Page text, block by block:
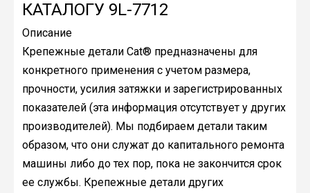
КАТАЛОГУ 9L-7712
Описание
Крепежные детали Cat® предназначены для
конкретного применения с учетом размера,
прочности, усилия затяжки и зарегистрированных
показателей (эта информация отсутствует у других
производителей). Мы подбираем детали таким
образом, что они служат до капитального ремонта
машины либо до тех пор, пока не закончится срок
ее службы. Крепежные детали других